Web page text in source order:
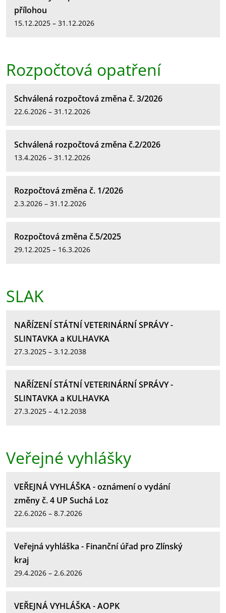
přílohou
15.12.2025 – 31.12.2026
Rozpočtová opatření
Schválená rozpočtová změna č. 3/2026
22.6.2026 – 31.12.2026
Schválená rozpočtová změna č.2/2026
13.4.2026 – 31.12.2026
Rozpočtová změna č. 1/2026
2.3.2026 – 31.12.2026
Rozpočtová změna č.5/2025
29.12.2025 – 16.3.2026
SLAK
NAŘÍZENÍ STÁTNÍ VETERINÁRNÍ SPRÁVY -
SLINTAVKA a KULHAVKA
27.3.2025 – 3.12.2038
NAŘÍZENÍ STÁTNÍ VETERINÁRNÍ SPRÁVY -
SLINTAVKA a KULHAVKA
27.3.2025 – 4.12.2038
Veřejné vyhlášky
VEŘEJNÁ VYHLÁŠKA - oznámení o vydání
změny č. 4 UP Suchá Loz
22.6.2026 – 8.7.2026
Veřejná vyhláška - Finanční úřad pro Zlínský
kraj
29.4.2026 – 2.6.2026
VEŘEJNÁ VYHLÁŠKA - AOPK